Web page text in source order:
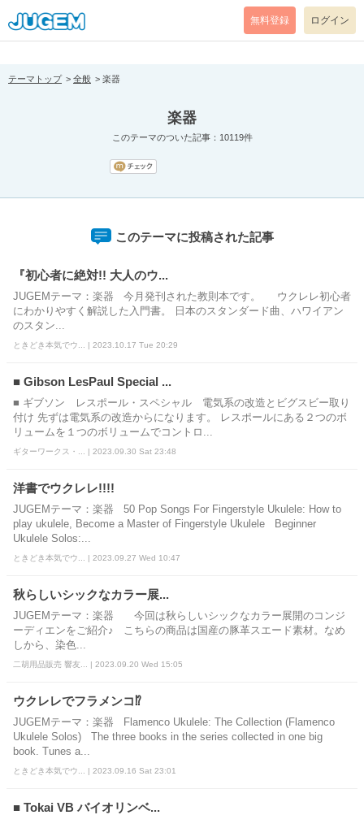
[pear_error: message="Success" code=0 mode=return level=notice
prefix="" info=""]
無料登録 ログイン
テーマトップ 全般 楽器
楽器
このテーマのついた記事：10119件
このテーマに投稿された記事
『初心者に絶対!! 大人のウ...
JUGEMテーマ：楽器 今月発刊された教則本です。 ウクレレ初心者
にわかりやすく解説した入門書。 日本のスタンダード曲、ハワイアン
のスタン...
ときどき本気でウ... | 2023.10.17 Tue 20:29
■ Gibson LesPaul Special ...
■ ギブソン レスポール・スペシャル 電気系の改造とビグスビー取り
付け 先ずは電気系の改造からになります。 レスポールにある２つのボ
リュームを１つのボリュームでコントロ...
ギターワークス・... | 2023.09.30 Sat 23:48
洋書でウクレレ!!!!
JUGEMテーマ：楽器 50 Pop Songs For Fingerstyle Ukulele: How to
play ukulele, Become a Master of Fingerstyle Ukulele Beginner
Ukulele Solos:...
ときどき本気でウ... | 2023.09.27 Wed 10:47
秋らしいシックなカラー展...
JUGEMテーマ：楽器 今回は秋らしいシックなカラー展開のコンジ
ーディエンをご紹介♪ こちらの商品は国産の豚革スエード素材。なめ
しから、染色...
二胡用品販売 響友... | 2023.09.20 Wed 15:05
ウクレレでフラメンコ⁉
JUGEMテーマ：楽器 Flamenco Ukulele: The Collection (Flamenco
Ukulele Solos) The three books in the series collected in one big
book. Tunes a...
ときどき本気でウ... | 2023.09.16 Sat 23:01
■ Tokai VB バイオリンベ...